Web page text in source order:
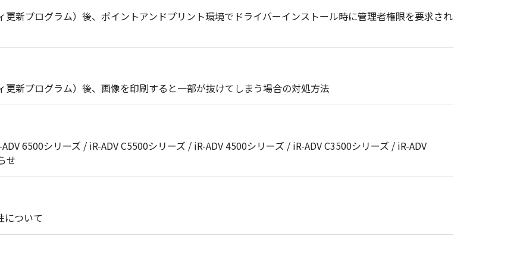
新プログラム）後、ポイントアンドプリント環境でドライバーインストール時に管理者権限を要求され
新プログラム）後、画像を印刷すると一部が抜けてしまう場合の対処方法
6500シリーズ / iR-ADV C5500シリーズ / iR-ADV 4500シリーズ / iR-ADV C3500シリーズ / iR-ADV
せ
について